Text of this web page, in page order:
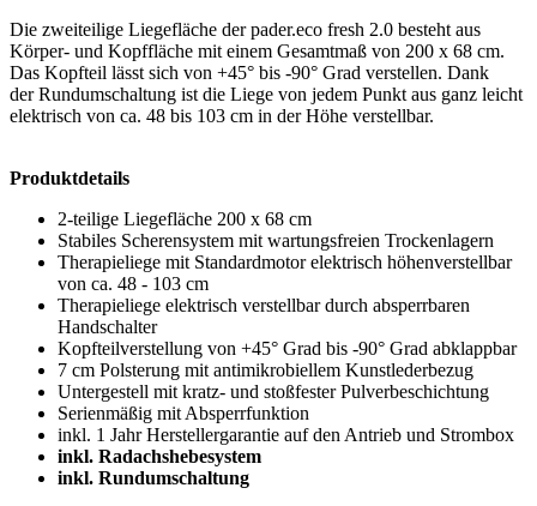
Die zweiteilige Liegefläche der pader.eco fresh 2.0 besteht aus
Körper- und Kopffläche mit einem Gesamtmaß von 200 x 68 cm.
Das Kopfteil lässt sich von +45° bis -90° Grad verstellen. Dank
der Rundumschaltung ist die Liege von jedem Punkt aus ganz leicht
elektrisch von ca. 48 bis 103 cm in der Höhe verstellbar.
Produktdetails
2-teilige Liegefläche 200 x 68 cm
Stabiles Scherensystem mit wartungsfreien Trockenlagern
Therapieliege mit Standardmotor elektrisch höhenverstellbar
von ca. 48 - 103 cm
Therapieliege elektrisch verstellbar durch absperrbaren
Handschalter
Kopfteilverstellung von +45° Grad bis -90° Grad abklappbar
7 cm Polsterung mit antimikrobiellem Kunstlederbezug
Untergestell mit kratz- und stoßfester Pulverbeschichtung
Serienmäßig mit Absperrfunktion
inkl. 1 Jahr Herstellergarantie auf den Antrieb und Strombox
inkl. Radachshebesystem
inkl. Rundumschaltung